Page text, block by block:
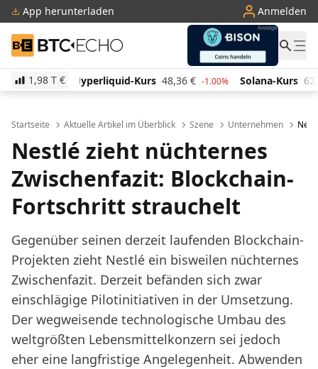
App herunterladen Anmelden
BTC-ECHO
1,98 T €
Kurs 48,36 € -1.00% Solana-Kurs 62,66 € -1.90% TRON-
Startseite Aktuelle Artikel im Überblick Szene Unternehmen
Nestlé zieht nüchternes
Zwischenfazit: Blockchain-
Fortschritt strauchelt
Gegenüber seinen derzeit laufenden Blockchain-
Projekten zieht Nestlé ein bisweilen nüchternes
Zwischenfazit. Derzeit befänden sich zwar
einschlägige Pilotinitiativen in der Umsetzung.
Der wegweisende technologische Umbau des
weltgrößten Lebensmittelkonzern sei jedoch
eher eine langfristige Angelegenheit. Abwenden